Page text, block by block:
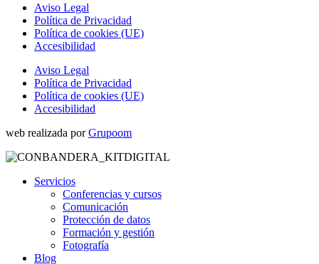
Aviso Legal
Política de Privacidad
Política de cookies (UE)
Accesibilidad
Aviso Legal
Política de Privacidad
Política de cookies (UE)
Accesibilidad
web realizada porGrupoom
Servicios
Conferencias y cursos
Comunicación
Protección de datos
Formación y gestión
Fotografía
Blog